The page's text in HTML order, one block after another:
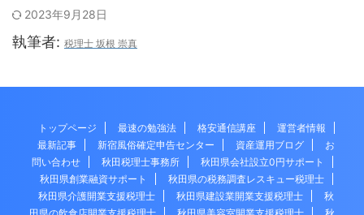
2023年9月28日
執筆者: 税理士 坂根 崇真
トップページ 最速の勉強法 格安通信講座
運営者情報
最新記事
新宿風俗確定申告センター 資産運用ブログ
お
問い合わせ
秋田税理士事務所
秋田県会社設立0円サポート
秋田県創業融資サポート
秋田県の税務調査レスキュー税理士
秋田県介護開業支援税理士
秋田県建設業開業支援税理士
秋